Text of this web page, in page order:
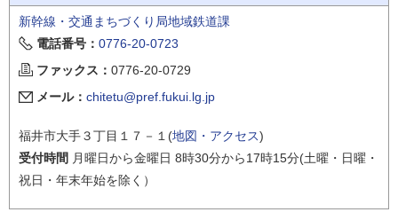
新幹線・交通まちづくり局地域鉄道課
電話番号： 0776-20-0723
ファックス： 0776-20-0729
メール： chitetu@pref.fukui.lg.jp
福井市大手３丁目１７－１(地図・アクセス)
受付時間 月曜日から金曜日 8時30分から17時15分(土曜・日曜・
祝日・年末年始を除く）